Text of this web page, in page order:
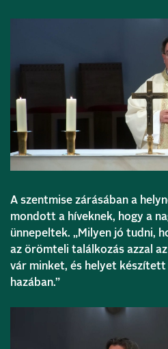
A szentmise zárásában a
mondott a híveknek, hogy a
ünnepeltek. „Milyen jó tudni,
az örömteli találkozás azzal
vár minket, és helyet készített
hazában.”